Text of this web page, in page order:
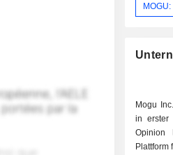
Mogu
in erster
Opinion
Plattform